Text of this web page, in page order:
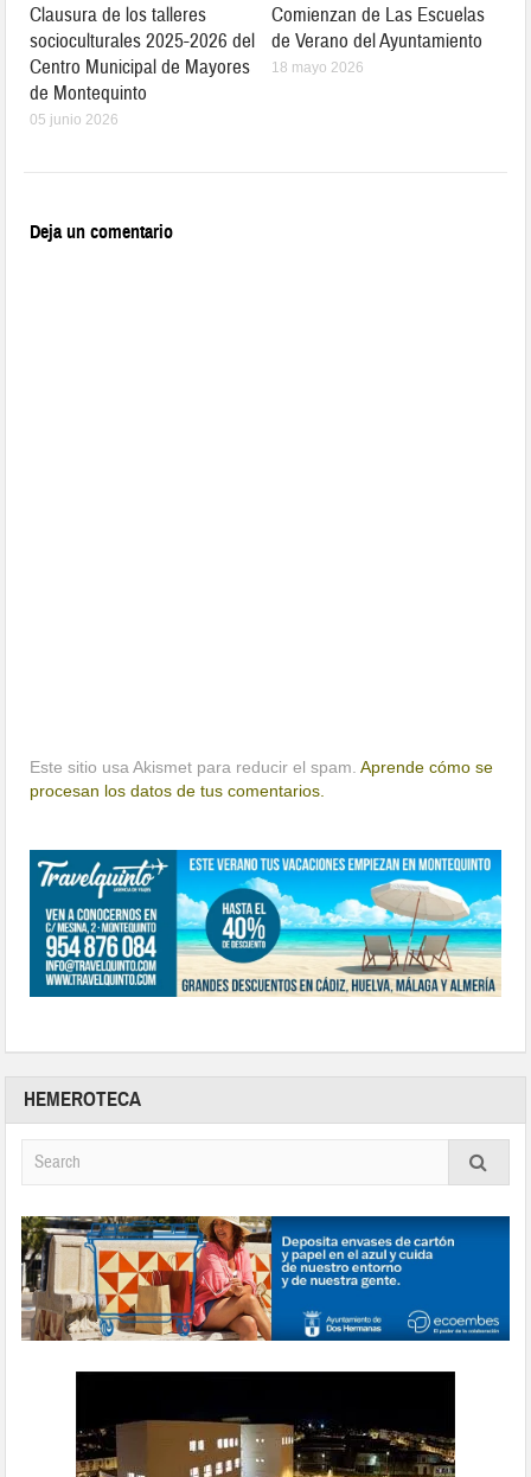
Clausura de los talleres
socioculturales 2025-2026 del
Centro Municipal de Mayores
de Montequinto
05 junio 2026
Comienzan de Las Escuelas
de Verano del Ayuntamiento
18 mayo 2026
Deja un comentario
Este sitio usa Akismet para reducir el spam.Aprende cómo se
procesan los datos de tus comentarios.
HEMEROTECA